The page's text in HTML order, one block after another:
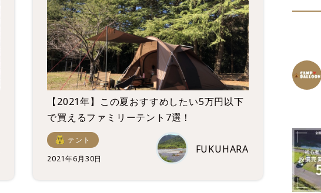
【2021年】この夏おすすめしたい5万円以下
で買えるファミリーテント7選！
テント
2021年6月30日
FUKUHARA